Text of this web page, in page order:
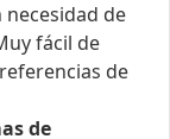
de
fácil de
de
de